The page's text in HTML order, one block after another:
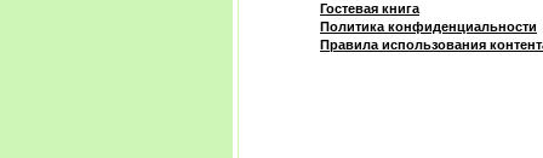
Гостевая книга
Политика конфиденциальности
Правила использования